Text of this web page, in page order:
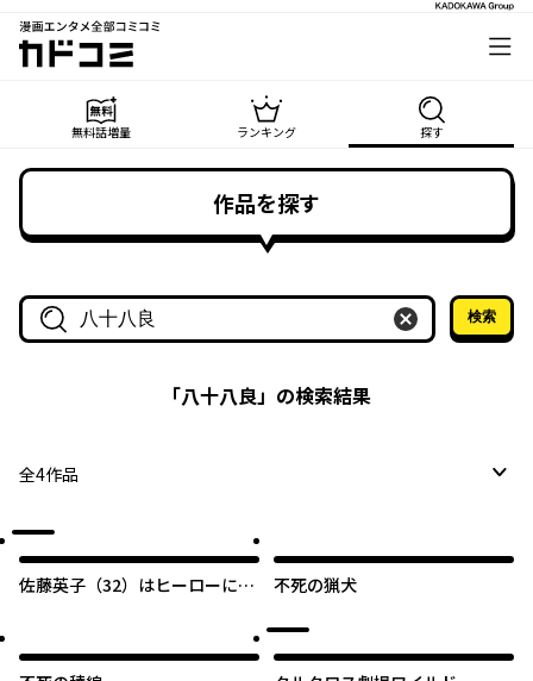
漫画エンタメ全部コミコミ
カドコミ
無料話増量 ランキング 探す
作品を探す
作品名・作家名で探す
検索
「八十八良」の検索結果
全4作品
佐藤英子（32）はヒーローにな
不死の猟犬